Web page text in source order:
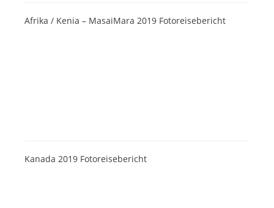
Afrika / Kenia – MasaiMara 2019 Fotoreisebericht
Kanada 2019 Fotoreisebericht